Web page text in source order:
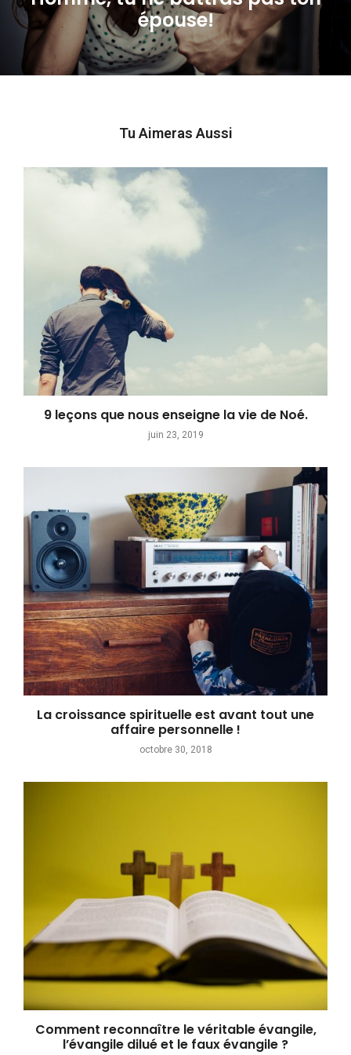
Next
post:
épouse!
Tu Aimeras Aussi
9 leçons que nous enseigne la vie de Noé.
juin 23, 2019
La croissance spirituelle est avant tout une
affaire personnelle !
octobre 30, 2018
Comment reconnaître le véritable évangile,
l’évangile dilué et le faux évangile ?